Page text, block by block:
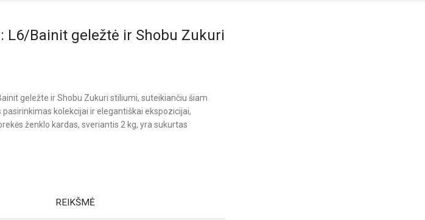
L6/Bainit geležtė ir Shobu Zukuri
geležte ir Shobu Zukuri stiliumi, suteikiančiu šiam
kolekcijai ir elegantiškai ekspozicijai,
ženklo kardas, sveriantis 2 kg, yra sukurtas
REIKŠMĖ